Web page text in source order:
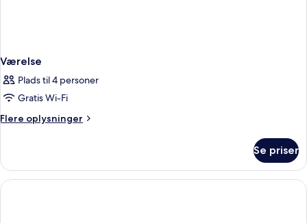
Værelse
Plads til 4 personer
Gratis Wi-Fi
Flere oplysninger
Flere
Se priser